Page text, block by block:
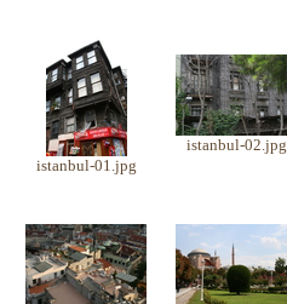
istanbul-01.jpg
istanbul-02.jpg